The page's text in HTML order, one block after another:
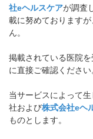
社eヘルスケアが調査
載に努めております
ん。
掲載されている医院
に直接ご確認ください
当サービスによって
社および株式会社eヘ
ものとします。